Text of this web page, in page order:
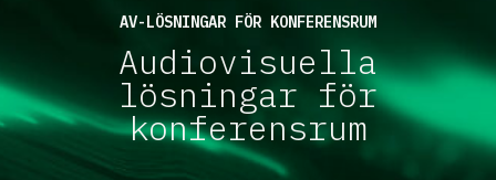
AV-LÖSNINGAR FÖR KONFERENSRUM
Audiovisuella
lösningar för
konferensrum